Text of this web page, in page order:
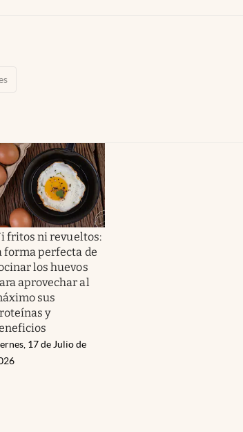
fritos ni revueltos:
forma perfecta de
los huevos
aprovechar al
sus
y
17 de Julio de